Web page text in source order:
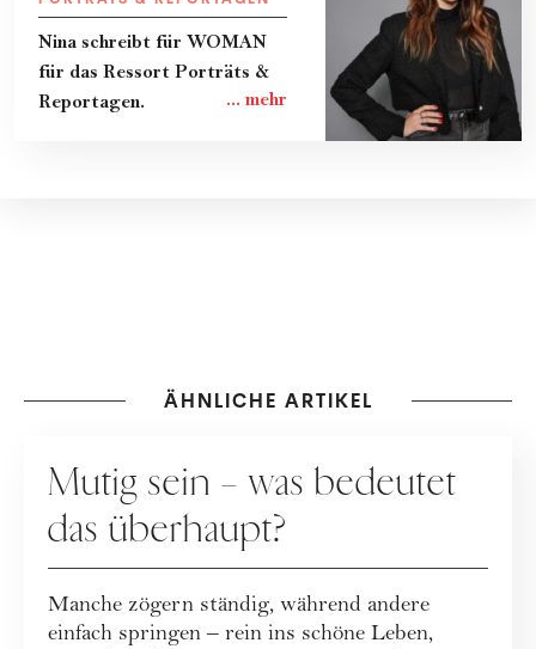
Nina schreibt für WOMAN
für das Ressort Porträts &
Reportagen.
ÄHNLICHE ARTIKEL
Mutig sein – was bedeutet
das überhaupt?
Manche zögern ständig, während andere
einfach springen – rein ins schöne Leben,